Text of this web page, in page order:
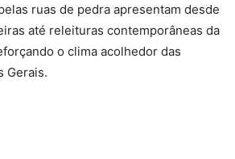
ruas de pedra apresentam desde
até releituras contemporâneas da
o clima acolhedor das
Gerais.